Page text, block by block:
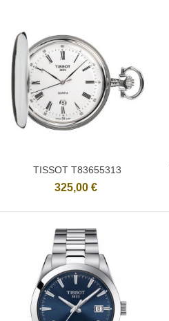
Ajouter
TISSOT T83655313
325,00 €